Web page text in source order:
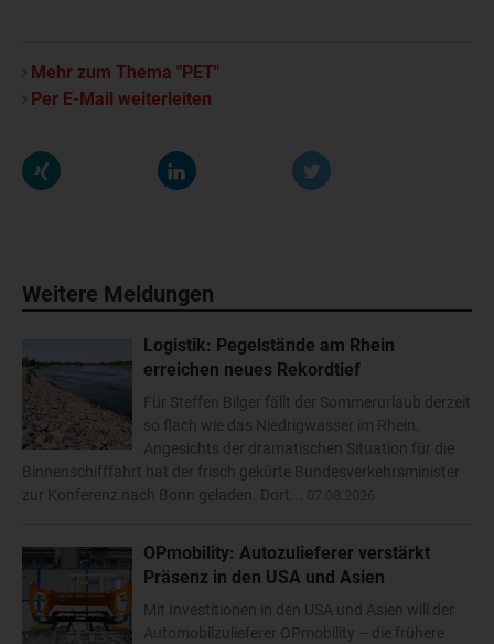
Mehr zum Thema "PET"
Per E-Mail weiterleiten
Weitere Meldungen
Logistik: Pegelstände am Rhein
erreichen neues Rekordtief
Für Steffen Bilger fällt der Sommerurlaub derzeit
so flach wie das Niedrigwasser im Rhein.
Angesichts der dramatischen Situation für die
Binnenschifffahrt hat der frisch gekürte Bundesverkehrsminister
zur Konferenz nach Bonn geladen. Dort...
OPmobility: Autozulieferer verstärkt
Präsenz in den USA und Asien
Mit Investitionen in den USA und Asien will der
Automobilzulieferer OPmobility – die frühere